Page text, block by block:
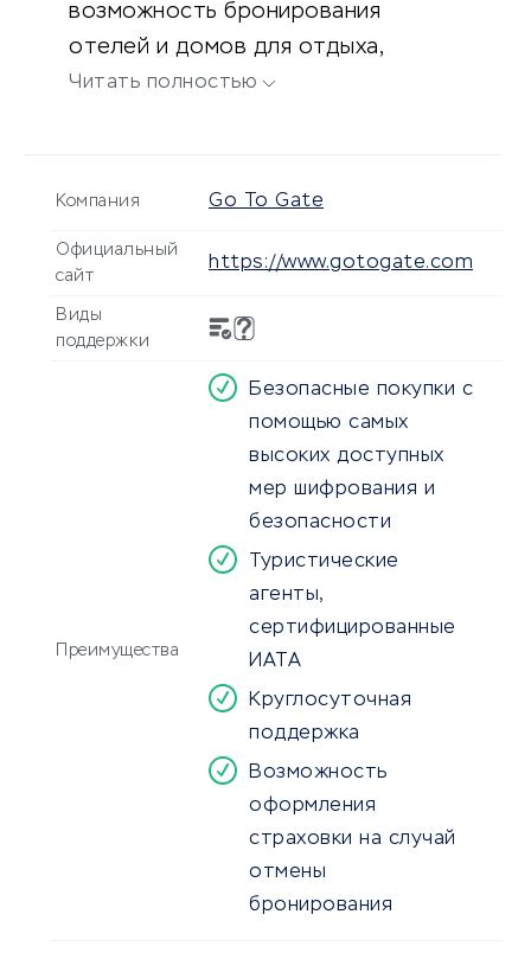
возможность бронирования
отелей и домов для отдыха,
прокат автомобилей.
Читать полностью
Компания Go To Gate
Официальный
сайт
https://www.gotogate.com
Виды
поддержки
Преимущества
Безопасные покупки с
помощью самых
высоких доступных
мер шифрования и
безопасности
Туристические
агенты,
сертифицированные
ИАТА
Круглосуточная
поддержка
Возможность
оформления
страховки на случай
отмены
бронирования